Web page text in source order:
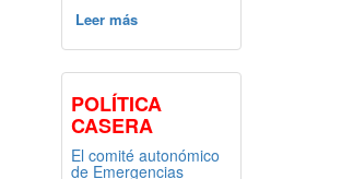
Leer más
POLÍTICA
CASERA
El comité autonómico
de Emergencias